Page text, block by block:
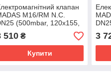
клапан
M16/RM N.C.
(500mbar, 120x155,
510₴
Купити
230
3